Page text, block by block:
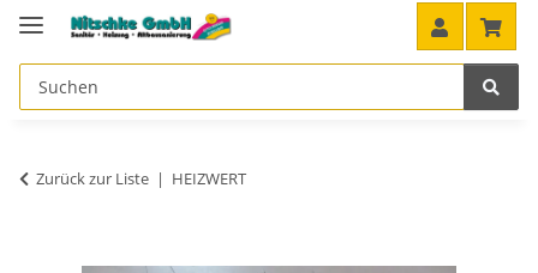
Zurück zur Liste HEIZWERT